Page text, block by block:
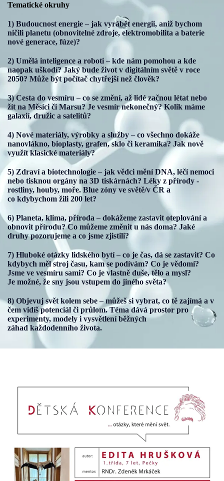
Tematické okruhy
1) Budoucnost energie – jak vyrábět energii, aniž bychom
ničili planetu (obnovitelné zdroje, elektromobilita a baterie
nové generace, fúze)?
2) Umělá inteligence a roboti – kde nám pomohou a kde
naopak uškodí? Jaký bude život v digitálním světě v roce
2050? Může být počítač chytřejší než člověk?
3) Cesta do vesmíru – co se změní, až lidé začnou létat nebo
žít na Měsíci či Marsu? Je vesmír nekonečný? Kolik máme
galaxií, družic a satelitů?
4) Nové materiály, výrobky a služby – co všechno dokáže
nanovlákno, bioplasty, grafen, sklo či keramika? Jak nově
využít klasické materiály?
5) Zdraví a biotechnologie – jak vědci mění DNA, léčí nemoci
nebo tisknou orgány na 3D tiskárnách? Léky z přírody -
rostliny, houby, moře. Blue zóny ve světě/v ČR a
co kdybychom žili 200 let?
6) Planeta, klima, příroda – dokážeme zastavit oteplování a
obnovit přírodu? Co můžeme změnit u nás doma? Jaké
druhy pozorujeme a co jsme zjistili?
7) Hluboké otázky lidského bytí – co je čas, dá se zastavit? Co
kdybych měl stroj času, kam se podívám? Co je vědomí?
Jsme ve vesmíru sami? Co je vlastně duše, tělo a mysl?
Je možné, že sny jsou vstupem do jiného světa?
8) Objevuj svět kolem sebe – můžeš si vybrat, co tě zajímá a v
čem vidíš potenciál či průlom. Téma dává prostor pro
experimenty, modely i vysvětlení běžných
záhad každodenního života.